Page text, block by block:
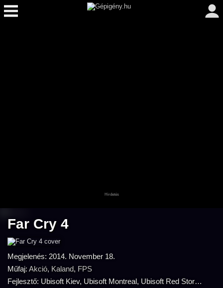
Far Cry 4
Megjelenés: 2014. November 18.
Műfaj: Akció, Kaland, FPS
Fejlesztő: Ubisoft Kiev, Ubisoft Montreal, Ubisoft Red Storm, Ubisoft Shanghai, Ubisoft Toronto